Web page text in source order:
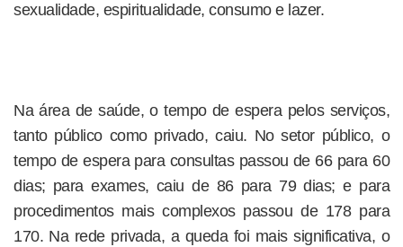
sexualidade, espiritualidade, consumo e lazer.
Na área de saúde, o tempo de espera pelos serviços,
tanto público como privado, caiu. No setor público, o
tempo de espera para consultas passou de 66 para 60
dias; para exames, caiu de 86 para 79 dias; e para
procedimentos mais complexos passou de 178 para
170. Na rede privada, a queda foi mais significativa, o